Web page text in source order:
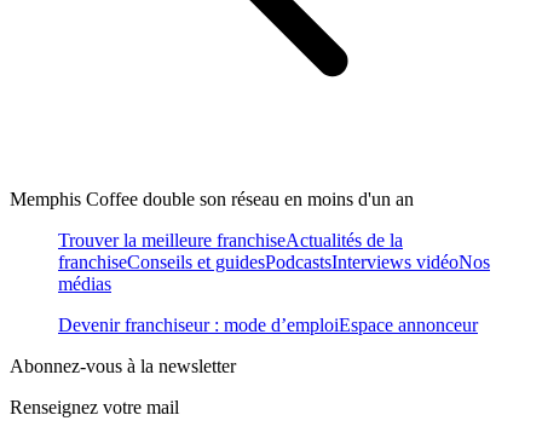
Memphis Coffee double son réseau en moins d'un an
Trouver la meilleure franchiseActualités de la
franchiseConseils et guidesPodcastsInterviews vidéoNos
médias
Devenir franchiseur : mode d’emploiEspace annonceur
Abonnez-vous à la newsletter
Renseignez votre mail